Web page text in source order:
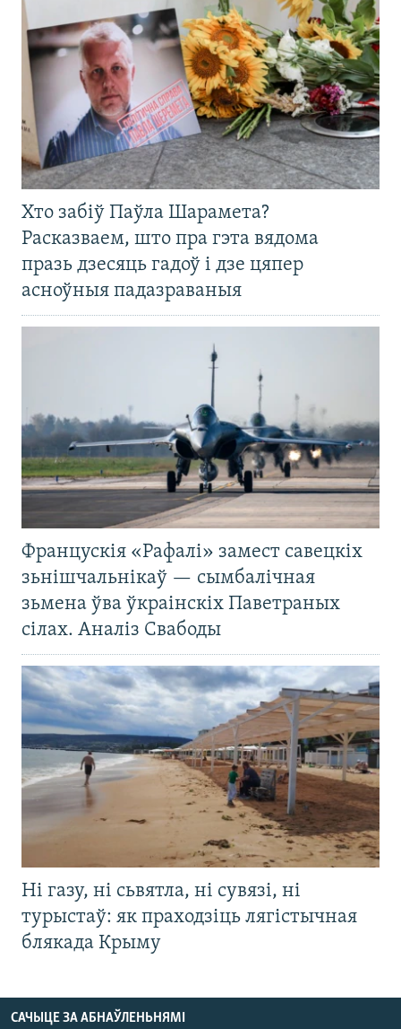
Хто забіў Паўла Шарамета?
Расказваем, што пра гэта вядома
празь дзесяць гадоў і дзе цяпер
асноўныя падазраваныя
Францускія «Рафалі» замест савецкіх
зьнішчальнікаў — сымбалічная
зьмена ўва ўкраінскіх Паветраных
сілах. Аналіз Свабоды
Ні газу, ні сьвятла, ні сувязі, ні
турыстаў: як праходзіць лягістычная
блякада Крыму
САЧЫЦЕ ЗА АБНАЎЛЕНЬНЯМІ